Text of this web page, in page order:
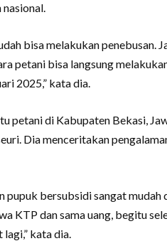
nasional.
bisa melakukan penebusan.
petani bisa langsung
2025,” kata dia.
petani di Kabupaten Bekasi,
Dia menceritakan
pupuk bersubsidi sangat
KTP dan sama uang, begitu
kata dia.